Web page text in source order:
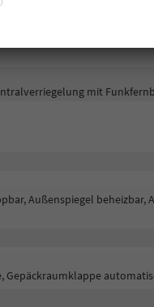
mit
Außenspiegel
Gepäckraumklappe